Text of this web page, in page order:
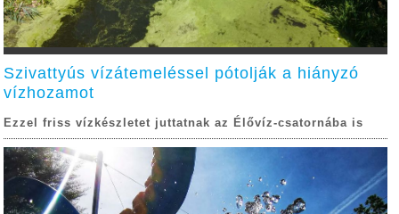
Szivattyús vízátemeléssel pótolják a hiányzó
vízhozamot
Ezzel friss vízkészletet juttatnak az Élővíz-csatornába is